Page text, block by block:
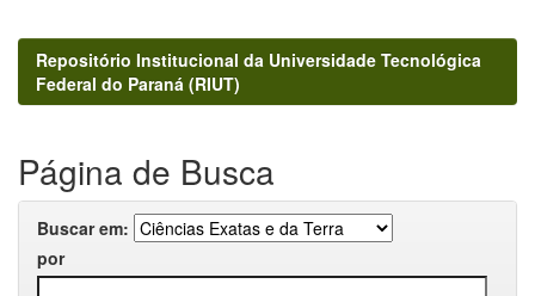
Repositório Institucional da Universidade Tecnológica
Federal do Paraná (RIUT)
Página de Busca
Buscar em:
por